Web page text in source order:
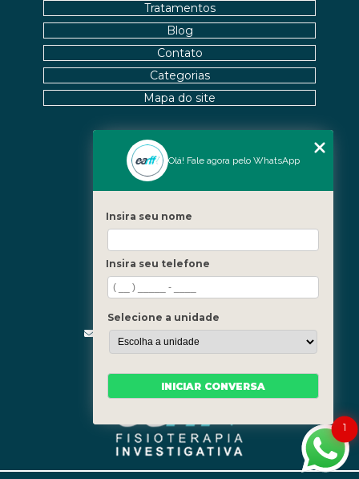
Fale Conosco
(21) 3619-5657
(21) 99390-3850
contato@fisioterapiainvestigativa.com
Segunda a sexta, das 7h às 21h
Nossas Unidades
Barra - Rio de Janeiro
Tratamentos
Blog
Contato
Categorias
Mapa do site
1
Olá! Fale agora pelo WhatsApp
Insira seu nome
Insira seu telefone
Selecione a unidade
INICIAR CONVERSA